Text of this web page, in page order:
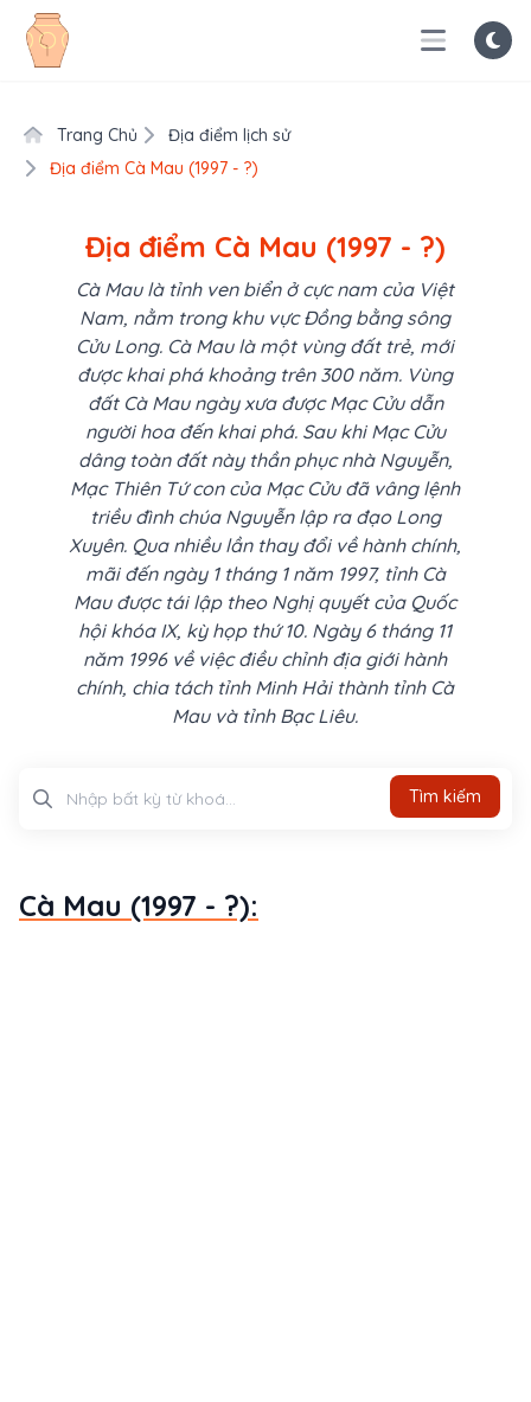
Trang Chủ
Địa điểm lịch sử
Địa điểm Cà Mau (1997 - ?)
Địa điểm Cà Mau (1997 - ?)
Cà Mau là tỉnh ven biển ở cực nam của Việt
Nam, nằm trong khu vực Đồng bằng sông
Cửu Long. Cà Mau là một vùng đất trẻ, mới
được khai phá khoảng trên 300 năm. Vùng
đất Cà Mau ngày xưa được Mạc Cửu dẫn
người hoa đến khai phá. Sau khi Mạc Cửu
dâng toàn đất này thần phục nhà Nguyễn,
Mạc Thiên Tứ con của Mạc Cửu đã vâng lệnh
triều đình chúa Nguyễn lập ra đạo Long
Xuyên. Qua nhiều lần thay đổi về hành chính,
mãi đến ngày 1 tháng 1 năm 1997, tỉnh Cà
Mau được tái lập theo Nghị quyết của Quốc
hội khóa IX, kỳ họp thứ 10. Ngày 6 tháng 11
năm 1996 về việc điều chỉnh địa giới hành
chính, chia tách tỉnh Minh Hải thành tỉnh Cà
Mau và tỉnh Bạc Liêu.
Tìm kiếm
Cà Mau (1997 - ?):